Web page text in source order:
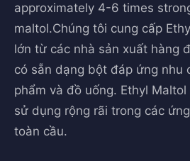
approximately 4-6 times
maltol.Chúng tôi cung cấp
lớn từ các nhà sản xuất hàng
có sẵn dạng bột đáp ứng nhu
phẩm và đồ uống. Ethyl
sử dụng rộng rãi trong các
toàn cầu.